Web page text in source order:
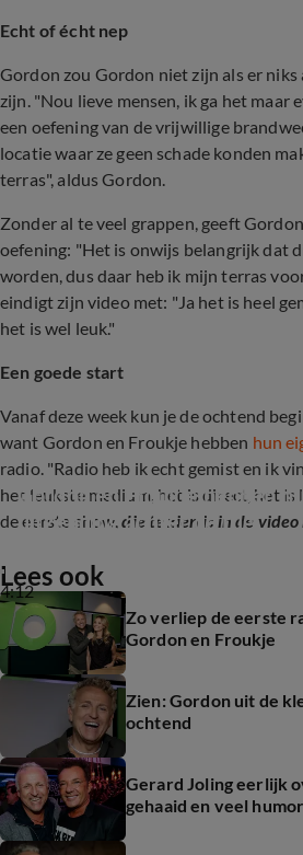
Echt of écht nep
Gordon zou Gordon niet zijn als er niks
zijn. "Nou lieve mensen, ik ga het maar
een oefening van de vrijwillige
locatie waar ze geen schade konden
terras", aldus Gordon.
Zonder al te veel grappen, geeft
oefening: "Het is onwijs belangrijk dat
worden, dus daar heb ik mijn terras
eindigt zijn video met: "Ja het is heel
het is wel leuk."
Een goede start
Vanaf deze week kun je de ochtend
want Gordon en Froukje hebben hun
radio. "Radio heb ik echt gemist en ik
het leukste medium, het is direct, het is
de eerste show,die te zien is in de
4:12
Gordon en Froukje hebben
uitzending achter de rug
Lees ook
Zo verliep de eerste
Gordon en Froukje
Zien: Gordon uit de
ochtend
Gerard Joling eerlijk
gehaaid en veel